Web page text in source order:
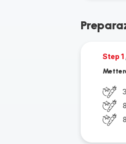
Step 1